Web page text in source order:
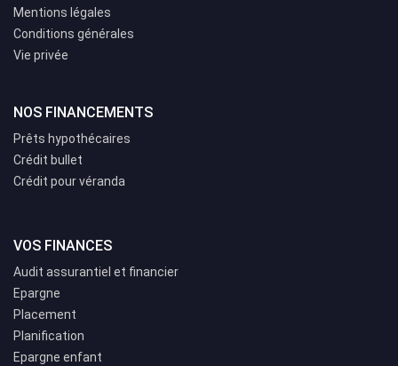
Mentions légales
Conditions générales
Vie privée
NOS FINANCEMENTS
Prêts hypothécaires
Crédit bullet
Crédit pour véranda
VOS FINANCES
Audit assurantiel et financier
Epargne
Placement
Planification
Epargne enfant